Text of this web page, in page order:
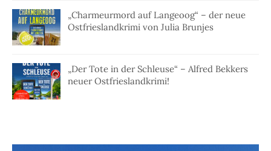
„Charmeurmord auf Langeoog“ – der neue
Ostfrieslandkrimi von Julia Brunjes
„Der Tote in der Schleuse“ – Alfred Bekkers
neuer Ostfrieslandkrimi!